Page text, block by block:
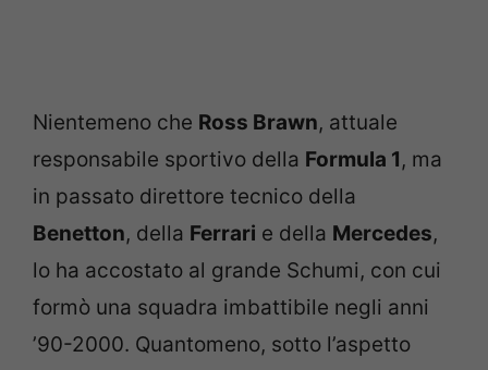
Nientemeno che Ross Brawn, attuale
responsabile sportivo della Formula 1, ma
in passato direttore tecnico della
Benetton, della Ferrari e della Mercedes,
lo ha accostato al grande Schumi, con cui
formò una squadra imbattibile negli anni
’90-2000. Quantomeno, sotto l’aspetto